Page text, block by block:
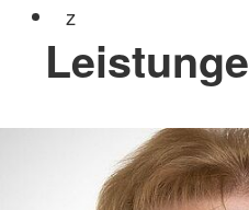
z